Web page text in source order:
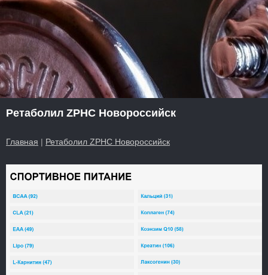
Ретаболил ZPHC Новороссийск
Главная | Ретаболил ZPHC Новороссийск